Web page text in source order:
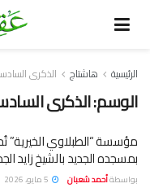
الرئيسية هاشتاج الذكرى
الوسم:الذكرى
مؤسسة “الطبلاوي الخيرية”
بمسجده الجديد بالشيخ زايد
بواسطةأحمد شعبان